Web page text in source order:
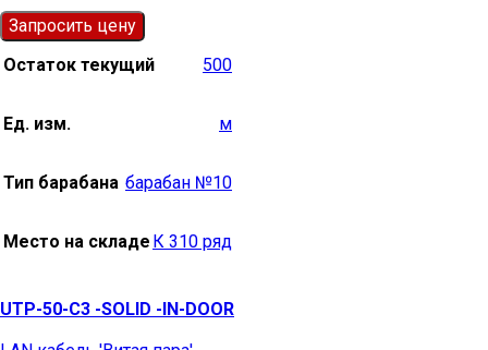
Запросить цену
Остаток текущий
500
Ед. изм. м
Тип барабана барабан №10
Место на складе К 310 ряд
UTP-50-С3 -SOLID -IN-DOOR